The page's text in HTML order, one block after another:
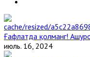
Ғафлатда қолманг!
июль. 16, 2024